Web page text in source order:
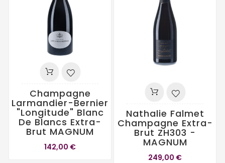
Champagne
Larmandier-Bernier
"Longitude" Blanc
De Blancs Extra-
Brut MAGNUM
142,00 €
Nathalie Falmet
Champagne Extra-
Brut ZH303 -
MAGNUM
249,00 €